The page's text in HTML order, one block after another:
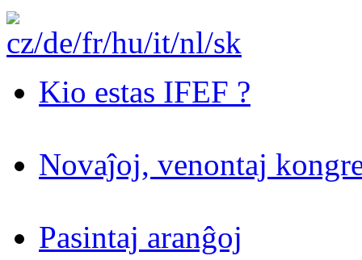
Kio estas IFEF ?
Novaĵoj, venontaj
Pasintaj aranĝoj